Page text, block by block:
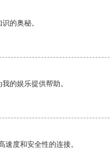
的奥秘。
的娱乐提供帮助。
度和安全性的连接。